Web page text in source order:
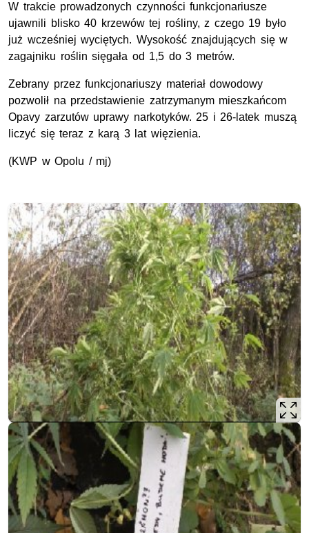
W trakcie prowadzonych czynności funkcjonariusze
ujawnili blisko 40 krzewów tej rośliny, z czego 19 było
już wcześniej wyciętych. Wysokość znajdujących się w
zagajniku roślin sięgała od 1,5 do 3 metrów.
Zebrany przez funkcjonariuszy materiał dowodowy
pozwolił na przedstawienie zatrzymanym mieszkańcom
Opavy zarzutów uprawy narkotyków. 25 i 26-latek muszą
liczyć się teraz z karą 3 lat więzienia.
(KWP w Opolu / mj)